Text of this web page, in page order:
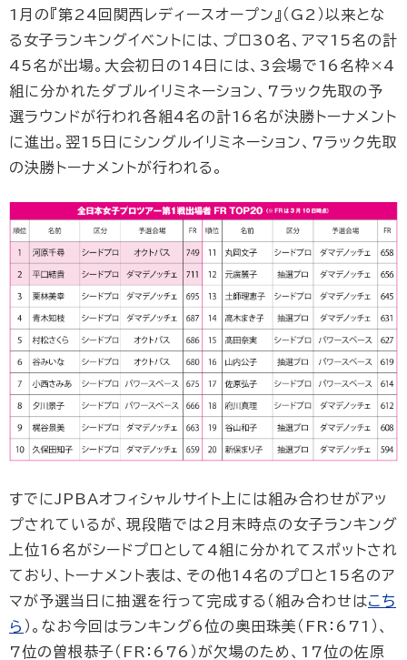
1月の『第24回関西レディースオープン』（G2）以来とな
る女子ランキングイベントには、プロ30名、アマ15名の計
45名が出場。大会初日の14日には、3会場で16名枠×4
組に分かれたダブルイリミネーション、7ラック先取の予
選ラウンドが行われ各組4名の計16名が決勝トーナメント
に進出。翌15日にシングルイリミネーション、7ラック先取
の決勝トーナメントが行われる。
すでにJPBAオフィシャルサイト上には組み合わせがアッ
プされているが、現段階では2月末時点の女子ランキング
上位16名がシードプロとして4組に分かれてスポットされ
ており、トーナメント表は、その他14名のプロと15名のア
マが予選当日に抽選を行って完成する（組み合わせはこち
ら ）。なお今回はランキング6位の奥田珠美（FR：671）、
7位の曽根恭子（FR：676）が欠場のため、17位の佐原